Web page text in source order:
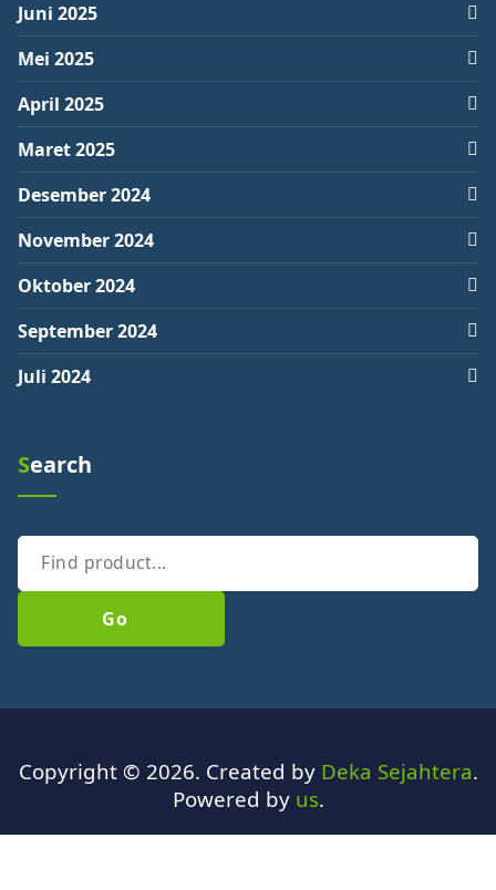
Juni 2025
Mei 2025
April 2025
Maret 2025
Desember 2024
November 2024
Oktober 2024
September 2024
Juli 2024
Search
Go
Copyright © 2026. Created by Deka Sejahtera.
Powered by us.